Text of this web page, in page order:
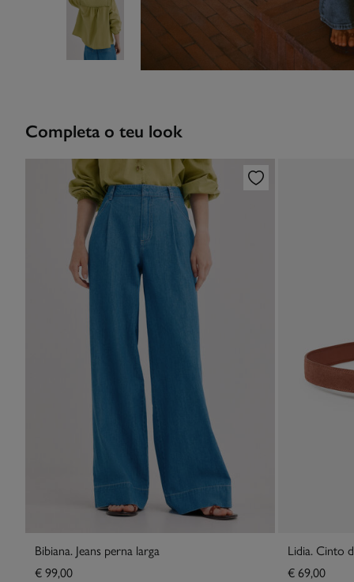
Completa o teu look
Bibiana. Jeans perna larga
€ 99,00
Lidia. Cinto
€ 69,00